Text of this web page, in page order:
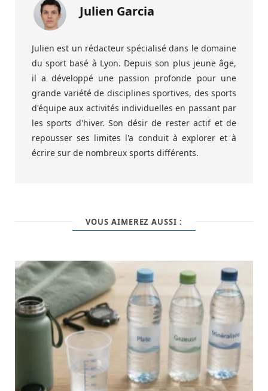
Julien Garcia
Julien est un rédacteur spécialisé dans le domaine
du sport basé à Lyon. Depuis son plus jeune âge,
il a développé une passion profonde pour une
grande variété de disciplines sportives, des sports
d'équipe aux activités individuelles en passant par
les sports d'hiver. Son désir de rester actif et de
repousser ses limites l'a conduit à explorer et à
écrire sur de nombreux sports différents.
VOUS AIMEREZ AUSSI :